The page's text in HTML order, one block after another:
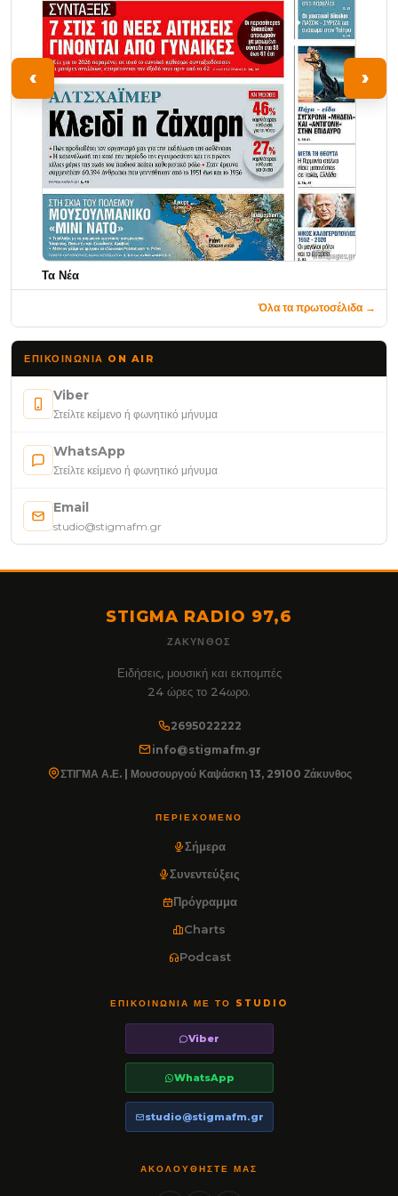
‹
Τα Νέα
›
Όλα τα πρωτοσέλιδα →
ΕΠΙΚΟΙΝΩΝΊΑ ON AIR
Viber
Στείλτε κείμενο ή φωνητικό μήνυμα
WhatsApp
Στείλτε κείμενο ή φωνητικό μήνυμα
Email
studio@stigmafm.gr
STIGMA RADIO 97,6
ΖΆΚΥΝΘΟΣ
Ειδήσεις, μουσική και εκπομπές
24 ώρες το 24ωρο.
2695022222
info@stigmafm.gr
ΣΤΙΓΜΑ Α.Ε. | Μουσουργού Καψάσκη 13, 29100 Ζάκυνθος
ΠΕΡΙΕΧΌΜΕΝΟ
Σήμερα
Συνεντεύξεις
Πρόγραμμα
Charts
Podcast
ΕΠΙΚΟΙΝΩΝΊΑ ΜΕ ΤΟ STUDIO
Viber
WhatsApp
studio@stigmafm.gr
ΑΚΟΛΟΥΘΉΣΤΕ ΜΑΣ